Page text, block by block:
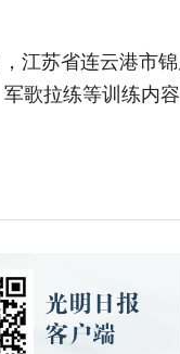
苏省连云港市锦
歌拉练等训练内